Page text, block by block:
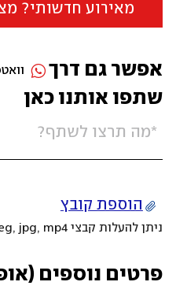
מאירוע חדשותי?
שתפו אותנו כאן
הוספת קובץ
ניתן להעלות קבצי mov, png, jpeg, jpg, mp4 עד 200MB
פרטים נוספים
אפשר גם דרך